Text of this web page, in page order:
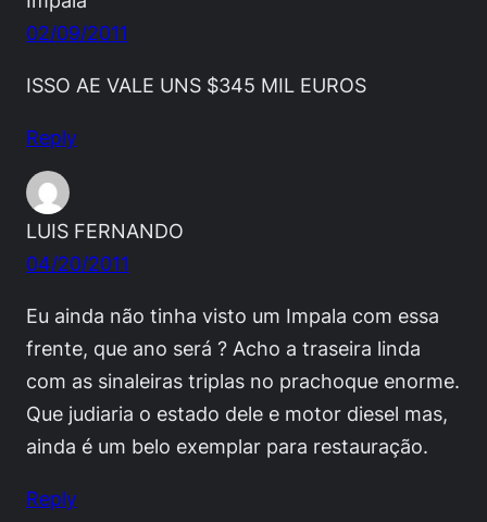
02/09/2011
ISSO AE VALE UNS $345 MIL EUROS
Reply
LUIS FERNANDO
04/20/2011
Eu ainda não tinha visto um Impala com essa
frente, que ano será ? Acho a traseira linda
com as sinaleiras triplas no prachoque enorme.
Que judiaria o estado dele e motor diesel mas,
ainda é um belo exemplar para restauração.
Reply